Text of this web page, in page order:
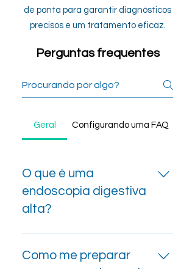
de ponta para garantir diagnósticos
precisos e um tratamento eficaz.
Perguntas frequentes
Geral Configurando uma FAQ
O que é uma
endoscopia digestiva
alta?
A endoscopia digestiva
alta é um procedimento
Como me preparar